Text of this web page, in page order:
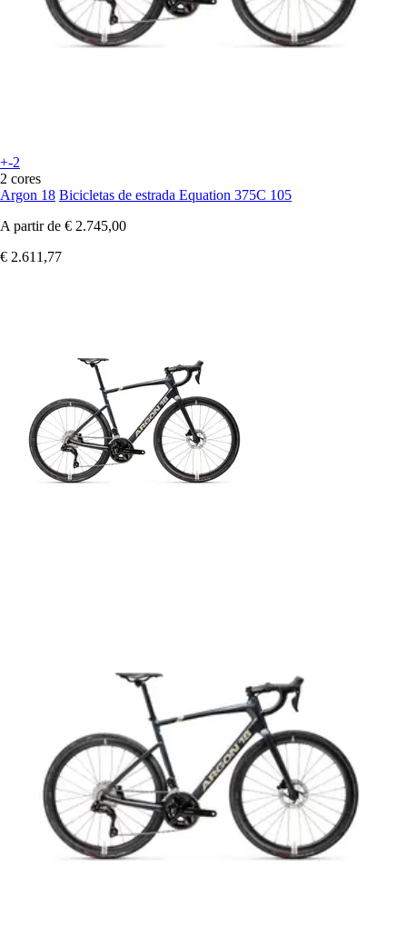
+-2
2 cores
Argon 18 Bicicletas de estrada Equation 375C 105
A partir de € 2.745,00
€ 2.611,77